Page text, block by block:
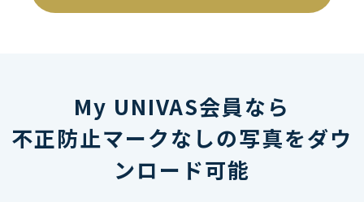
My UNIVAS会員なら
不正防止マークなしの写真をダウ
ンロード可能